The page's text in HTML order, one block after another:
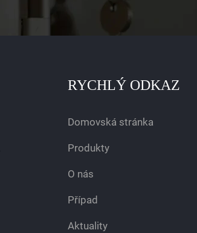
RYCHLÝ ODKAZ
Domovská stránka
Produkty
O nás
Případ
Aktuality